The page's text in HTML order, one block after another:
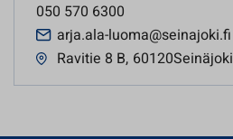
050 570 6300
arja.ala-luoma@seinajoki.fi
Ravitie 8 B, 60120Seinäjoki